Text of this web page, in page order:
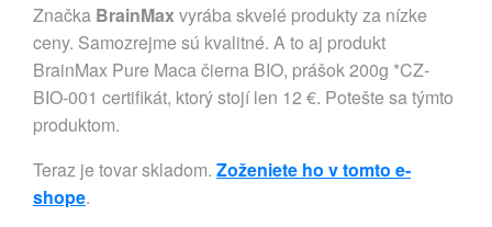
Značka BrainMaxvyrába skvelé produkty za nízke
ceny. Samozrejme sú kvalitné. A to aj produkt
BrainMax Pure Maca čierna BIO, prášok 200g *CZ-
BIO-001 certifikát, ktorý stojí len 12 €. Potešte sa týmto
produktom.
Teraz je tovar skladom. Zoženiete ho v tomto e-
shope.